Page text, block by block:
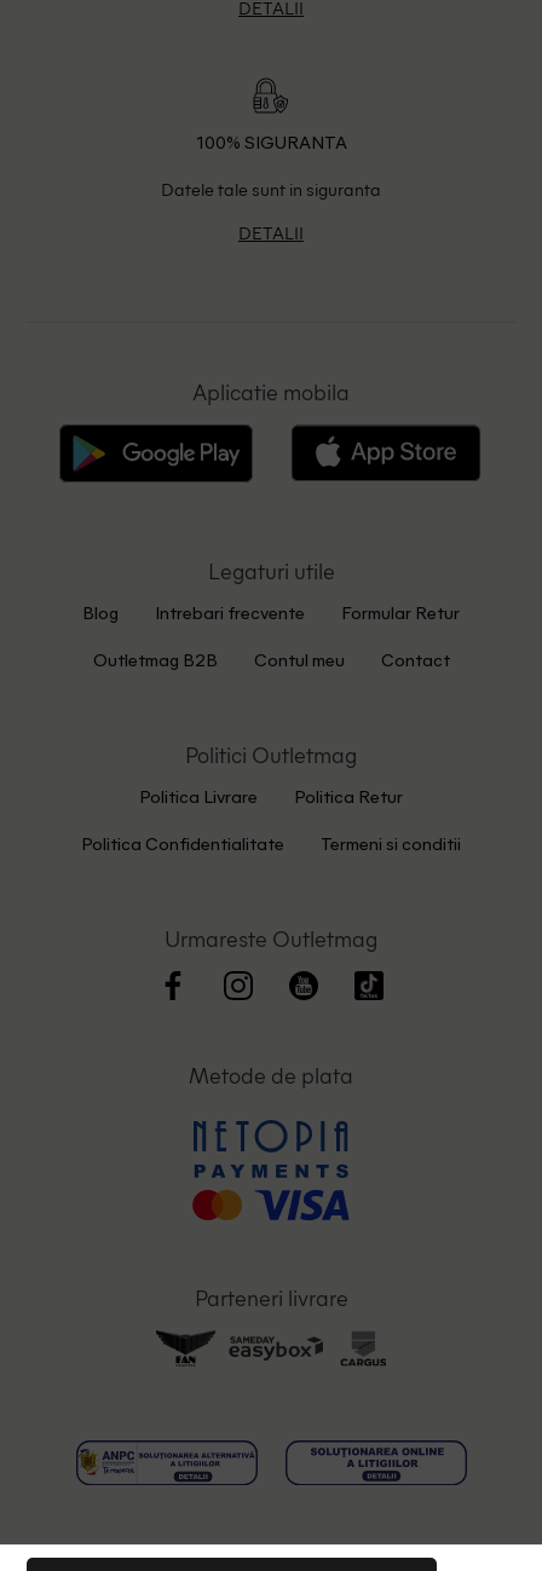
DETALII
100% SIGURANTA
Datele tale sunt in siguranta
DETALII
Aplicatie mobila
Legaturi utile
Blog Intrebari frecvente Formular Retur
Outletmag B2B Contul meu Contact
Politici Outletmag
Politica Livrare Politica Retur
Politica Confidentialitate Termeni si conditii
Urmareste Outletmag
Metode de plata
Parteneri livrare